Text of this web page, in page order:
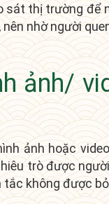
sát thị trường để
nhờ người
ảnh/
ảnh hoặc
trò được
không được